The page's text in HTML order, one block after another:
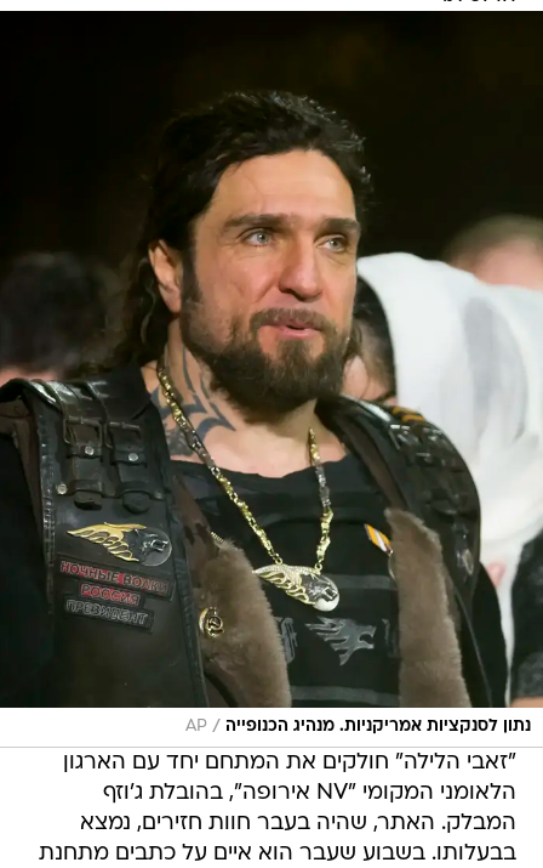
נתון לסנקציות אמריקניות. מנהיג הכנופייה /
AP
"זאבי הלילה" חולקים את המתחם יחד עם הארגון
הלאומני המקומי "NV אירופה", בהובלת ג'וזף
המבלק. האתר, שהיה בעבר חוות חזירים, נמצא
בבעלותו. בשבוע שעבר הוא איים על כתבים מתחנת